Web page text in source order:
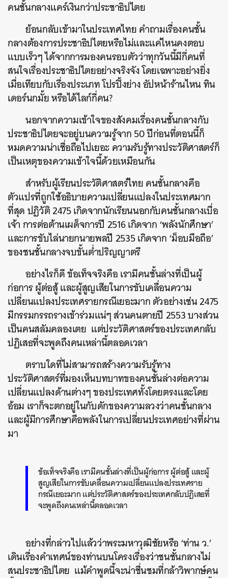
คนชั้นกลางแคร์เงินกว่าประชาธิปไตย
ย้อนกลับเข้ามาในประเทศไทย คำถามเรื่องคนชั้น
กลางต้องการประชาธิปไตยหรือไม่และแค่ไหนคงตอบ
แบบเร็วๆ ได้จากการมองคนรอบตัวว่าทุกวันนี้มีกี่คนที่
สนใจเรื่องประชาธิปไตยอย่างจริงจัง โดยเฉพาะอย่างยิ่ง
เมื่อเทียบกับเรื่องประเภท โปรปิ้งย่าง อัปหน้าร้านไหน ทิน
เดอร์นกมั้ย หรือได้ไลก์กี่คน?
นอกจากความเข้าใจของสังคมเรื่องคนชั้นกลางกับ
ประชาธิปไตยจะอยู่บนความรู้จาก 50 ปีก่อนที่ตอนนี้ก็
หมดความน่าเชื่อถือไปเยอะ ความรับรู้ทางประวัติศาสตร์ก็
เป็นเหตุของความเข้าใจนี้ด้วยเหมือนกัน
สำหรับผู้เรียนประวัติศาสตร์ไทย คนชั้นกลางคือ
ตัวแปรที่ถูกใช้อธิบายความเปลี่ยนแปลงในประเทศมาก
ที่สุด ปฏิวัติ 2475 เกิดจากนักเรียนนอกกับคนชั้นกลางเบื่อ
เจ้า การต่อต้านเผด็จการปี 2516 เกิดจาก ‘พลังนักศึกษา’
และการขับไล่นายกนายพลปี 2535 เกิดจาก ‘ม็อบมือถือ’
ของชนชั้นกลางจบขั้นต่ำปริญญาตรี
อย่างไรก็ดี ข้อเท็จจริงคือ เรามีคนชั้นล่างที่เป็นผู้
ก่อการ ผู้ต่อสู้ และผู้สูญเสียในการขับเคลื่อนความ
เปลี่ยนแปลงประเทศรายกรณีเยอะมาก ตัวอย่างเช่น 2475
มีกรรมกรรถรางเข้าร่วมแน่ๆ ส่วนคนตายปี 2553 บางส่วน
เป็นคนสลัมคลองเตย แต่ประวัติศาสตร์ของประเทศกลับ
ปฏิเสธที่จะพูดถึงคนเหล่านี้ตลอดเวลา
ตราบใดที่ไม่สามารถสร้างความรับรู้ทาง
ประวัติศาสตร์ที่มองเห็นบทบาทของคนชั้นล่างต่อความ
เปลี่ยนแปลงด้านต่างๆ ของประเทศทั้งโดยตรงและโดย
อ้อม เราก็จะตกอยู่ในกับดักของความลวงว่าคนชั้นกลาง
และผู้มีการศึกษาคือพลังในการเปลี่ยนประเทศอย่างที่ผ่าน
มา
ข้อเท็จจริงคือ เรามีคนชั้นล่างที่เป็นผู้ก่อการ ผู้ต่อสู้ และผู้
สูญเสียในการขับเคลื่อนความเปลี่ยนแปลงประเทศราย
กรณีเยอะมาก แต่ประวัติศาสตร์ของประเทศกลับปฏิเสธที่
จะพูดถึงคนเหล่านี้ตลอดเวลา
อย่างที่กล่าวไปแล้วว่าพระมหาวุฒิชัยหรือ ‘ท่าน ว.’
เดินเรื่องคำเทศน์ของท่านบนโครงเรื่องว่าชนชั้นกลางไม่
สนประชาธิปไตย แม้คำพูดนี้จะน่าชื่นชมที่กล้าวิพากษ์คน